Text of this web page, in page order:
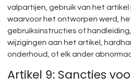
valpartijen, gebruik van het artikel
waarvoor het ontworpen werd,
gebruiksinstructies of
wijzigingen aan het artikel,
onderhoud, of elk ander
Artikel 9: Sancties